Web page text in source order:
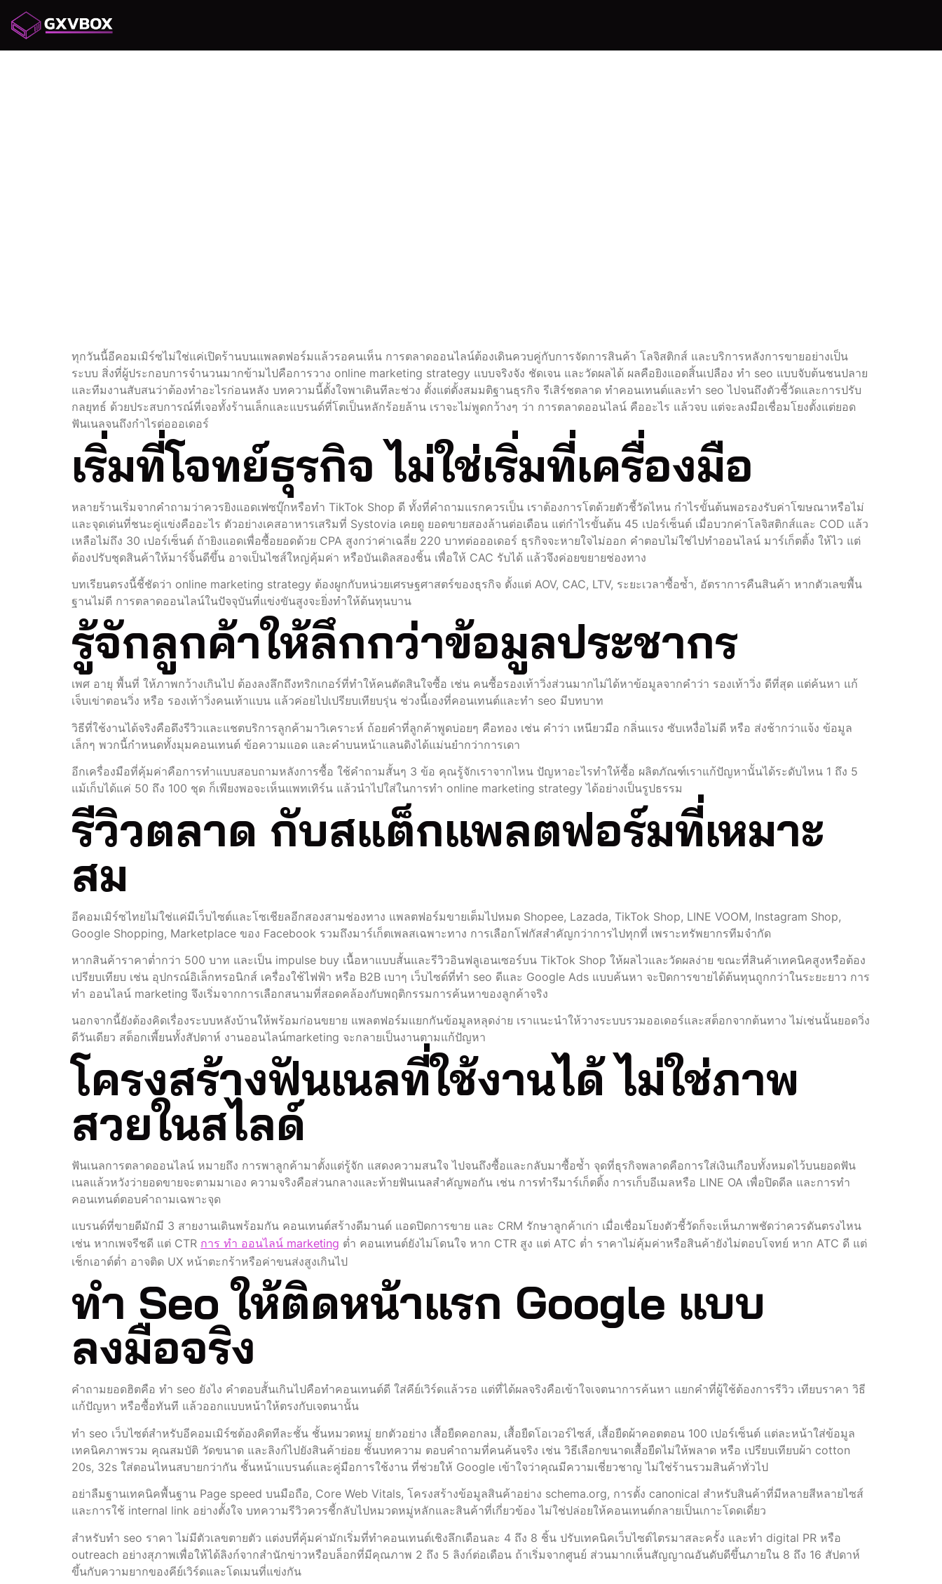
ทุกวันนี้อีคอมเมิร์ซไม่ใช่แค่เปิดร้านบนแพลตฟอร์มแล้วรอคนเห็น การตลาดออนไลน์ต้องเดินควบคู่กับการจัดการสินค้า โลจิสติกส์ และบริการหลังการขายอย่างเป็น
ระบบ สิ่งที่ผู้ประกอบการจำนวนมากข้ามไปคือการวาง online marketing strategy แบบจริงจัง ชัดเจน และวัดผลได้ ผลคือยิงแอดสิ้นเปลือง ทำ seo แบบจับต้นชนปลาย
และทีมงานสับสนว่าต้องทำอะไรก่อนหลัง บทความนี้ตั้งใจพาเดินทีละช่วง ตั้งแต่ตั้งสมมติฐานธุรกิจ รีเสิร์ชตลาด ทำคอนเทนต์และทํา seo ไปจนถึงตัวชี้วัดและการปรับ
กลยุทธ์ ด้วยประสบการณ์ที่เจอทั้งร้านเล็กและแบรนด์ที่โตเป็นหลักร้อยล้าน เราจะไม่พูดกว้างๆ ว่า การตลาดออนไลน์ คืออะไร แล้วจบ แต่จะลงมือเชื่อมโยงตั้งแต่ยอด
ฟันเนลจนถึงกำไรต่อออเดอร์
เริ่มที่โจทย์ธุรกิจ ไม่ใช่เริ่มที่เครื่องมือ
หลายร้านเริ่มจากคำถามว่าควรยิงแอดเฟซบุ๊กหรือทำ TikTok Shop ดี ทั้งที่คำถามแรกควรเป็น เราต้องการโตด้วยตัวชี้วัดไหน กำไรขั้นต้นพอรองรับค่าโฆษณาหรือไม่
และจุดเด่นที่ชนะคู่แข่งคืออะไร ตัวอย่างเคสอาหารเสริมที่ Systovia เคยดู ยอดขายสองล้านต่อเดือน แต่กำไรขั้นต้น 45 เปอร์เซ็นต์ เมื่อบวกค่าโลจิสติกส์และ COD แล้ว
เหลือไม่ถึง 30 เปอร์เซ็นต์ ถ้ายิงแอดเพื่อซื้อยอดด้วย CPA สูงกว่าค่าเฉลี่ย 220 บาทต่อออเดอร์ ธุรกิจจะหายใจไม่ออก คำตอบไม่ใช่ไปทำออนไลน์ มาร์เก็ตติ้ง ให้ไว แต่
ต้องปรับชุดสินค้าให้มาร์จิ้นดีขึ้น อาจเป็นไซส์ใหญ่คุ้มค่า หรือบันเดิลสองชิ้น เพื่อให้ CAC รับได้ แล้วจึงค่อยขยายช่องทาง
บทเรียนตรงนี้ชี้ชัดว่า online marketing strategy ต้องผูกกับหน่วยเศรษฐศาสตร์ของธุรกิจ ตั้งแต่ AOV, CAC, LTV, ระยะเวลาซื้อซ้ำ, อัตราการคืนสินค้า หากตัวเลขพื้น
ฐานไม่ดี การตลาดออนไลน์ในปัจจุบันที่แข่งขันสูงจะยิ่งทำให้ต้นทุนบาน
รู้จักลูกค้าให้ลึกกว่าข้อมูลประชากร
เพศ อายุ พื้นที่ ให้ภาพกว้างเกินไป ต้องลงลึกถึงทริกเกอร์ที่ทำให้คนตัดสินใจซื้อ เช่น คนซื้อรองเท้าวิ่งส่วนมากไม่ได้หาข้อมูลจากคำว่า รองเท้าวิ่ง ดีที่สุด แต่ค้นหา แก้
เจ็บเข่าตอนวิ่ง หรือ รองเท้าวิ่งคนเท้าแบน แล้วค่อยไปเปรียบเทียบรุ่น ช่วงนี้เองที่คอนเทนต์และทํา seo มีบทบาท
วิธีที่ใช้งานได้จริงคือดึงรีวิวและแชตบริการลูกค้ามาวิเคราะห์ ถ้อยคำที่ลูกค้าพูดบ่อยๆ คือทอง เช่น คำว่า เหนียวมือ กลิ่นแรง ซับเหงื่อไม่ดี หรือ ส่งช้ากว่าแจ้ง ข้อมูล
เล็กๆ พวกนี้กำหนดทั้งมุมคอนเทนต์ ข้อความแอด และคำบนหน้าแลนดิงได้แม่นยำกว่าการเดา
อีกเครื่องมือที่คุ้มค่าคือการทำแบบสอบถามหลังการซื้อ ใช้คำถามสั้นๆ 3 ข้อ คุณรู้จักเราจากไหน ปัญหาอะไรทำให้ซื้อ ผลิตภัณฑ์เราแก้ปัญหานั้นได้ระดับไหน 1 ถึง 5
แม้เก็บได้แค่ 50 ถึง 100 ชุด ก็เพียงพอจะเห็นแพทเทิร์น แล้วนำไปใส่ในการทำ online marketing strategy ได้อย่างเป็นรูปธรรม
รีวิวตลาด กับสแต็กแพลตฟอร์มที่เหมาะ
สม
อีคอมเมิร์ซไทยไม่ใช่แค่มีเว็บไซต์และโซเชียลอีกสองสามช่องทาง แพลตฟอร์มขายเต็มไปหมด Shopee, Lazada, TikTok Shop, LINE VOOM, Instagram Shop,
Google Shopping, Marketplace ของ Facebook รวมถึงมาร์เก็ตเพลสเฉพาะทาง การเลือกโฟกัสสำคัญกว่าการไปทุกที่ เพราะทรัพยากรทีมจำกัด
หากสินค้าราคาต่ำกว่า 500 บาท และเป็น impulse buy เนื้อหาแบบสั้นและรีวิวอินฟลูเอนเซอร์บน TikTok Shop ให้ผลไวและวัดผลง่าย ขณะที่สินค้าเทคนิคสูงหรือต้อง
เปรียบเทียบ เช่น อุปกรณ์อิเล็กทรอนิกส์ เครื่องใช้ไฟฟ้า หรือ B2B เบาๆ เว็บไซต์ที่ทำ seo ดีและ Google Ads แบบค้นหา จะปิดการขายได้ต้นทุนถูกกว่าในระยะยาว การ
ทํา ออนไลน์ marketing จึงเริ่มจากการเลือกสนามที่สอดคล้องกับพฤติกรรมการค้นหาของลูกค้าจริง
นอกจากนี้ยังต้องคิดเรื่องระบบหลังบ้านให้พร้อมก่อนขยาย แพลตฟอร์มแยกกันข้อมูลหลุดง่าย เราแนะนำให้วางระบบรวมออเดอร์และสต็อกจากต้นทาง ไม่เช่นนั้นยอดวิ่ง
ดีวันเดียว สต็อกเพี้ยนทั้งสัปดาห์ งานออนไลน์marketing จะกลายเป็นงานตามแก้ปัญหา
โครงสร้างฟันเนลที่ใช้งานได้ ไม่ใช่ภาพ
สวยในสไลด์
ฟันเนลการตลาดออนไลน์ หมายถึง การพาลูกค้ามาตั้งแต่รู้จัก แสดงความสนใจ ไปจนถึงซื้อและกลับมาซื้อซ้ำ จุดที่ธุรกิจพลาดคือการใส่เงินเกือบทั้งหมดไว้บนยอดฟัน
เนลแล้วหวังว่ายอดขายจะตามมาเอง ความจริงคือส่วนกลางและท้ายฟันเนลสำคัญพอกัน เช่น การทำรีมาร์เก็ตติ้ง การเก็บอีเมลหรือ LINE OA เพื่อปิดดีล และการทำ
คอนเทนต์ตอบคำถามเฉพาะจุด
แบรนด์ที่ขายดีมักมี 3 สายงานเดินพร้อมกัน คอนเทนต์สร้างดีมานด์ แอดปิดการขาย และ CRM รักษาลูกค้าเก่า เมื่อเชื่อมโยงตัวชี้วัดก็จะเห็นภาพชัดว่าควรดันตรงไหน
เช่น หากเพจรีชดี แต่ CTR การ ทํา ออนไลน์ marketing ต่ำ คอนเทนต์ยังไม่โดนใจ หาก CTR สูง แต่ ATC ต่ำ ราคาไม่คุ้มค่าหรือสินค้ายังไม่ตอบโจทย์ หาก ATC ดี แต่
เช็กเอาต์ต่ำ อาจติด UX หน้าตะกร้าหรือค่าขนส่งสูงเกินไป
ทำ Seo ให้ติดหน้าแรก Google แบบ
ลงมือจริง
คำถามยอดฮิตคือ ทํา seo ยังไง คำตอบสั้นเกินไปคือทำคอนเทนต์ดี ใส่คีย์เวิร์ดแล้วรอ แต่ที่ได้ผลจริงคือเข้าใจเจตนาการค้นหา แยกคำที่ผู้ใช้ต้องการรีวิว เทียบราคา วิธี
แก้ปัญหา หรือซื้อทันที แล้วออกแบบหน้าให้ตรงกับเจตนานั้น
ทํา seo เว็บไซต์สำหรับอีคอมเมิร์ซต้องคิดทีละชั้น ชั้นหมวดหมู่ ยกตัวอย่าง เสื้อยืดคอกลม, เสื้อยืดโอเวอร์ไซส์, เสื้อยืดผ้าคอตตอน 100 เปอร์เซ็นต์ แต่ละหน้าใส่ข้อมูล
เทคนิคภาพรวม คุณสมบัติ วัดขนาด และลิงก์ไปยังสินค้าย่อย ชั้นบทความ ตอบคำถามที่คนค้นจริง เช่น วิธีเลือกขนาดเสื้อยืดไม่ให้พลาด หรือ เปรียบเทียบผ้า cotton
20s, 32s ใส่ตอนไหนสบายกว่ากัน ชั้นหน้าแบรนด์และคู่มือการใช้งาน ที่ช่วยให้ Google เข้าใจว่าคุณมีความเชี่ยวชาญ ไม่ใช่ร้านรวมสินค้าทั่วไป
อย่าลืมฐานเทคนิคพื้นฐาน Page speed บนมือถือ, Core Web Vitals, โครงสร้างข้อมูลสินค้าอย่าง schema.org, การตั้ง canonical สำหรับสินค้าที่มีหลายสีหลายไซส์
และการใช้ internal link อย่างตั้งใจ บทความรีวิวควรชี้กลับไปหมวดหมู่หลักและสินค้าที่เกี่ยวข้อง ไม่ใช่ปล่อยให้คอนเทนต์กลายเป็นเกาะโดดเดี่ยว
สำหรับทํา seo ราคา ไม่มีตัวเลขตายตัว แต่งบที่คุ้มค่ามักเริ่มที่ทำคอนเทนต์เชิงลึกเดือนละ 4 ถึง 8 ชิ้น ปรับเทคนิคเว็บไซต์ไตรมาสละครั้ง และทำ digital PR หรือ
outreach อย่างสุภาพเพื่อให้ได้ลิงก์จากสำนักข่าวหรือบล็อกที่มีคุณภาพ 2 ถึง 5 ลิงก์ต่อเดือน ถ้าเริ่มจากศูนย์ ส่วนมากเห็นสัญญาณอันดับดีขึ้นภายใน 8 ถึง 16 สัปดาห์
ขึ้นกับความยากของคีย์เวิร์ดและโดเมนที่แข่งกัน